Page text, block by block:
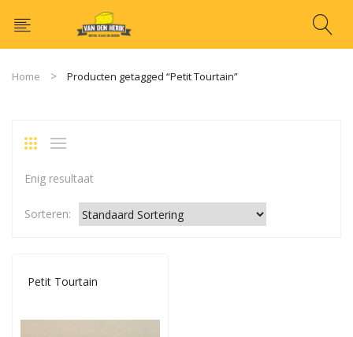
Home Producten getagged “Petit Tourtain”
Enig resultaat
Sorteren:
Petit Tourtain